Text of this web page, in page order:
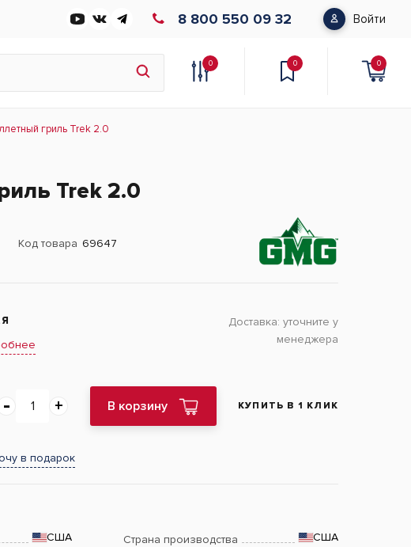
8 800 550 09 32 Войти
0 0 0
гриль Trek 2.0
Trek 2.0
Код товара 69647
Доставка: уточните у
менеджера
В корзину КУПИТЬ В 1 КЛИК
в подарок
США Страна производства США